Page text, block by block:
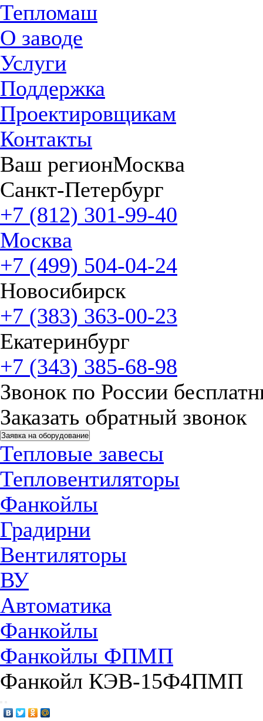
Тепломаш
О заводе
Услуги
Поддержка
Проектировщикам
Контакты
Ваш регионМосква
Санкт-Петербург
+7 (812) 301-99-40
Москва
+7 (499) 504-04-24
Новосибирск
+7 (383) 363-00-23
Екатеринбург
+7 (343) 385-68-98
Звонок по России
Заказать обратный звонок
Заявка на оборудование
Тепловые завесы
Тепловентиляторы
Фанкойлы
Градирни
Вентиляторы
ВУ
Автоматика
Фанкойлы
Фанкойлы ФПМП
Фанкойл КЭВ-15Ф4ПМП